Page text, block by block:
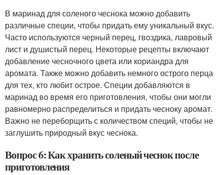
В маринад для соленого чеснока можно добавить
различные специи, чтобы придать ему уникальный вкус.
Часто используются черный перец, гвоздика, лавровый
лист и душистый перец. Некоторые рецепты включают
добавление чесночного цвета или кориандра для
аромата. Также можно добавить немного острого перца
для тех, кто любит острое. Специи добавляются в
маринад во время его приготовления, чтобы они могли
равномерно распределиться и придать чесноку аромат.
Важно не переборщить с количеством специй, чтобы не
заглушить природный вкус чеснока.
Вопрос 6: Как хранить соленый чеснок после
приготовления